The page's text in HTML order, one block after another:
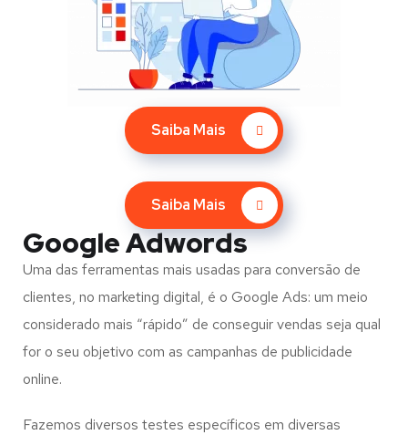
Saiba Mais
Saiba Mais
Google Adwords
Uma das ferramentas mais usadas para conversão de
clientes, no marketing digital, é o Google Ads: um meio
considerado mais “rápido” de conseguir vendas seja qual
for o seu objetivo com as campanhas de publicidade
online.
Fazemos diversos testes específicos em diversas